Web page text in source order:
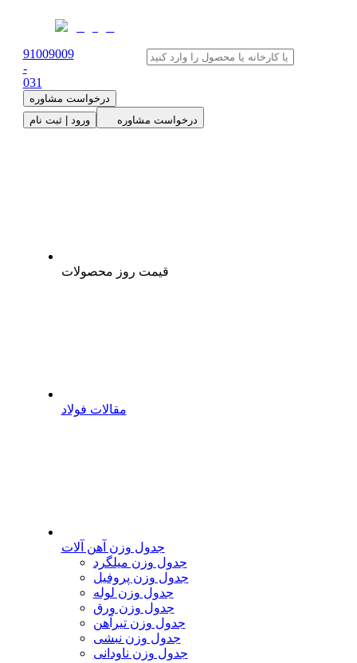
91009009
-
031
درخواست مشاوره
ورود | ثبت نام
درخواست مشاوره
قیمت روز محصولات
مقالات فولاد
جدول وزن آهن آلات
جدول وزن میلگرد
جدول وزن پروفیل
جدول وزن لوله
جدول وزن ورق
جدول وزن تیرآهن
جدول وزن نبشی
جدول وزن ناودانی